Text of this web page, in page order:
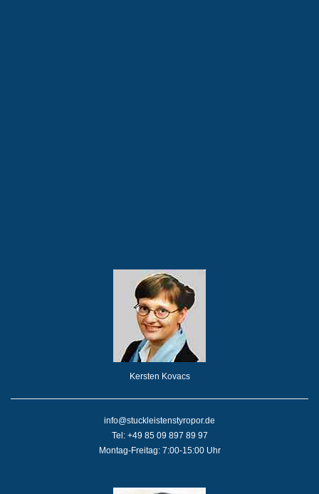
Kersten Kovacs
info@stuckleistenstyropor.de
Tel: +49 85 09 897 89 97
Montag-Freitag: 7:00-15:00 Uhr